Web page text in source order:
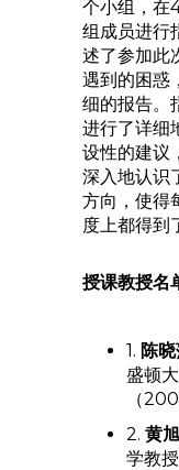
个小组，在
组成员进行
述了参加此
遇到的困惑
细的报告。
进行了详细
设性的建议
深入地认识
方向，使得
度上都得到
授课教授名
1. 陈
盛顿
（
2. 黄
学教